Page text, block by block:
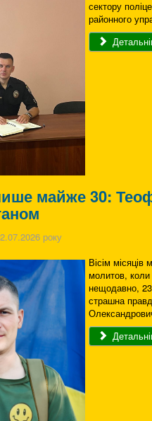
сектору
районного
майже 30:
року
Вісім місяців
молитов, коли
нещодавно,
страшна